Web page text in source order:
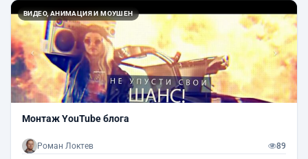
ВИДЕО, АНИМАЦИЯ И МОУШЕН
Назад
Монтаж YouTube блога
Роман Локтев 89